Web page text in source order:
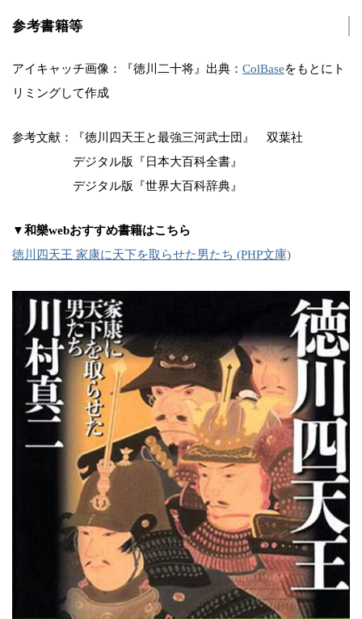
参考書籍等
アイキャッチ画像：『徳川二十将』出典： ColBaseをもとにト
リミングして作成
参考文献：『徳川四天王と最強三河武士団』 双葉社
デジタル版『日本大百科全書』
デジタル版『世界大百科辞典』
▼和樂webおすすめ書籍はこちら
徳川四天王 家康に天下を取らせた男たち (PHP文庫)